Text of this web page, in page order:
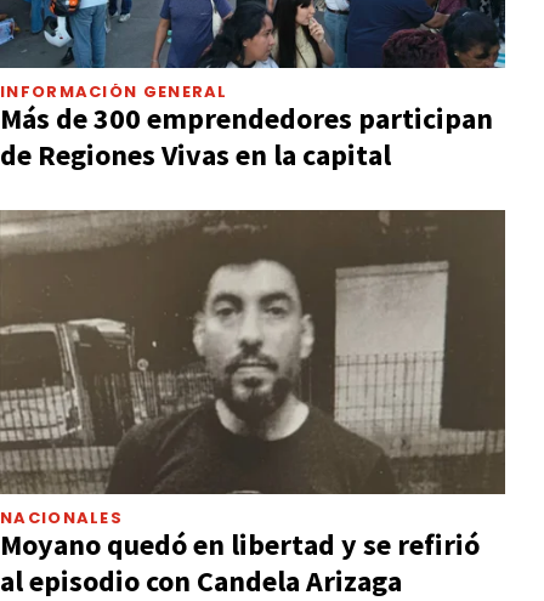
INFORMACIÓN GENERAL
Más de 300 emprendedores participan
de Regiones Vivas en la capital
NACIONALES
Moyano quedó en libertad y se refirió
al episodio con Candela Arizaga